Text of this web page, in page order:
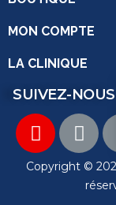
MON COMPTE
LA CLINIQUE
SUIVEZ-NOUS
Copyright ©